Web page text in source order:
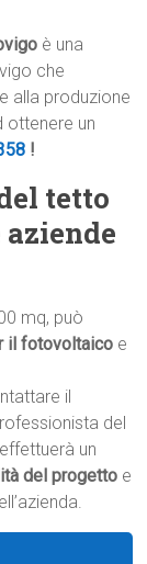
è una
che
alla produzione
ottenere un
!
tetto
mq, può
il fotovoltaico e
il
del
un
del progetto e